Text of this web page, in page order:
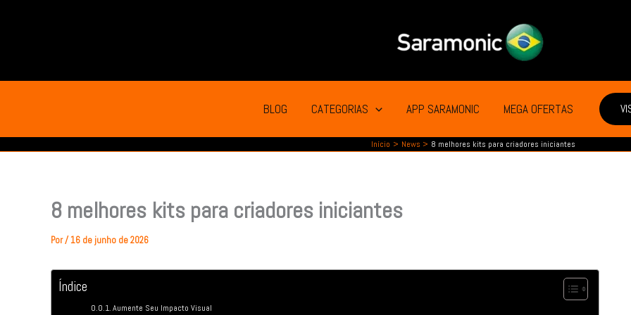
BLOG CATEGORIAS APP SARAMONIC MEGA OFERTAS
Início News 8 melhores kits para criadores iniciantes
8 melhores kits para criadores iniciantes
Por/16 de junho de 2026
Índice
Aumente Seu Impacto Visual